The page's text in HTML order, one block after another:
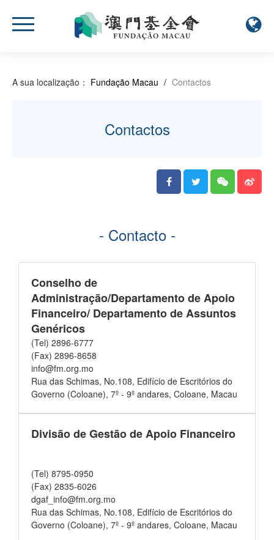
A sua localização： Fundação Macau / Contactos
Contactos
- Contacto -
Conselho de
Administração/Departamento de Apoio
Financeiro/ Departamento de Assuntos
Genéricos
(Tel) 2896-6777
(Fax) 2896-8658
info@fm.org.mo
Rua das Schimas, No.108, Edifício de Escritórios do
Governo (Coloane), 7º - 9º andares, Coloane, Macau
Divisão de Gestão de Apoio Financeiro
(Tel) 8795-0950
(Fax) 2835-6026
dgaf_info@fm.org.mo
Rua das Schimas, No.108, Edifício de Escritórios do
Governo (Coloane), 7º - 9º andares, Coloane, Macau